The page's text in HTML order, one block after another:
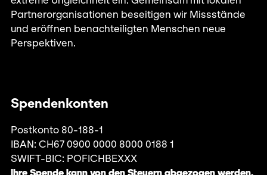
Partnerorganisationen beseitigen wir Missstände
und eröffnen benachteiligten Menschen neue
Perspektiven.
Spendenkonten
Postkonto 80-188-1
IBAN: CH67 0900 0000 8000 0188 1
SWIFT-BIC: POFICHBEXXX
Ihre Spende kann von den Steuern abgezogen werden.